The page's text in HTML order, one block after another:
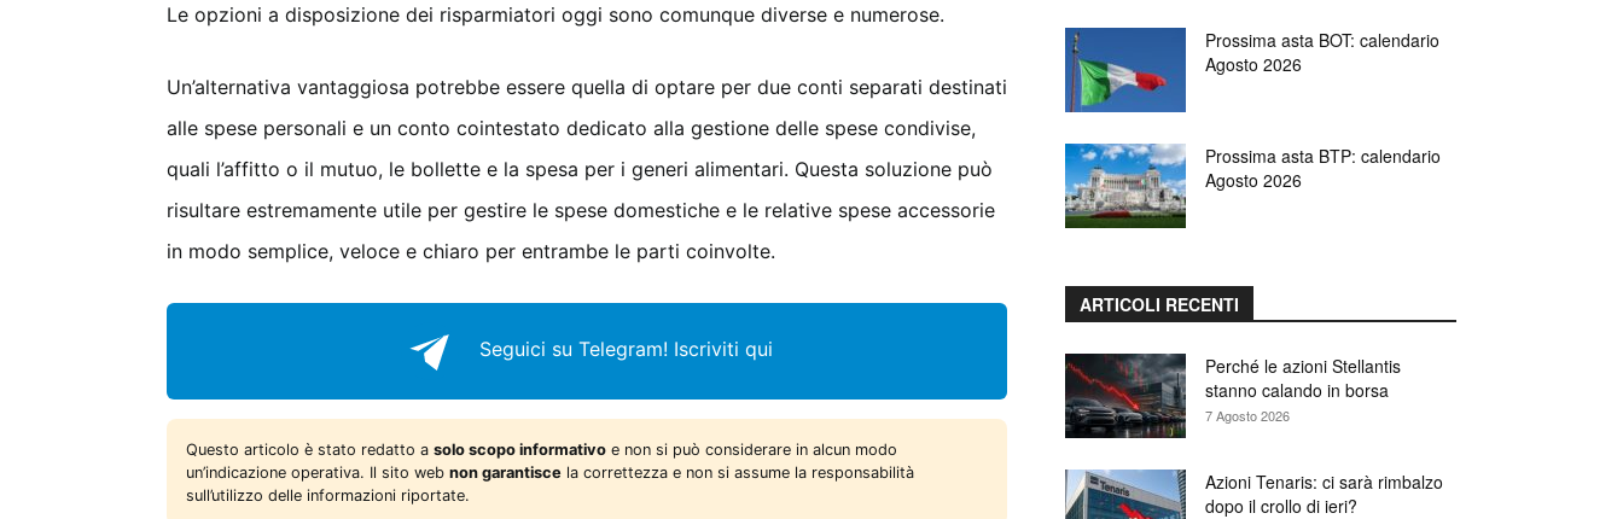
Le opzioni a disposizione dei risparmiatori oggi sono comunque diverse e numerose.
Un’alternativa vantaggiosa potrebbe essere quella di optare per due conti separati destinati
alle spese personali e un conto cointestato dedicato alla gestione delle spese condivise,
quali l’affitto o il mutuo, le bollette e la spesa per i generi alimentari. Questa soluzione può
risultare estremamente utile per gestire le spese domestiche e le relative spese accessorie
in modo semplice, veloce e chiaro per entrambe le parti coinvolte.
Seguici su Telegram! Iscriviti qui
Questo articolo è stato redatto a solo scopo informativo e non si può considerare in alcun modo
un’indicazione operativa. Il sito web non garantisce la correttezza e non si assume la responsabilità
sull’utilizzo delle informazioni riportate.
Prossima asta BOT: calendario
Agosto 2026
Prossima asta BTP: calendario
Agosto 2026
ARTICOLI RECENTI
Perché le azioni Stellantis
stanno calando in borsa
7 Agosto 2026
Azioni Tenaris: ci sarà rimbalzo
dopo il crollo di ieri?